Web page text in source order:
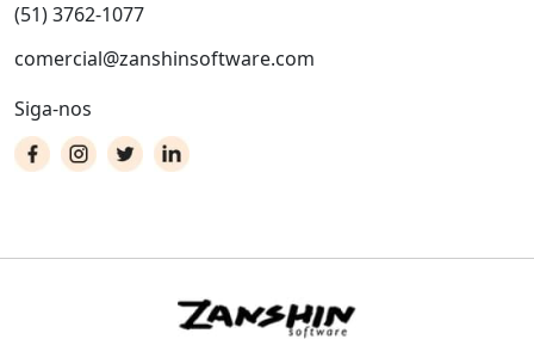
(51) 3762-1077
comercial@zanshinsoftware.com
Siga-nos